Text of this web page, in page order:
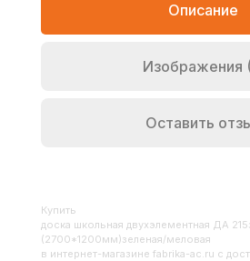
Описание
Изображения
Оставить
Купить
Доска школьная двухэлементная ДА 215з
(2700*1200мм)зеленая/меловая
в интернет-магазине fabrika-ac.ru с